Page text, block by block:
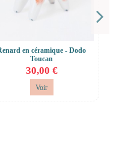
en céramique - Dodo
Toucan
30,00 €
Voir